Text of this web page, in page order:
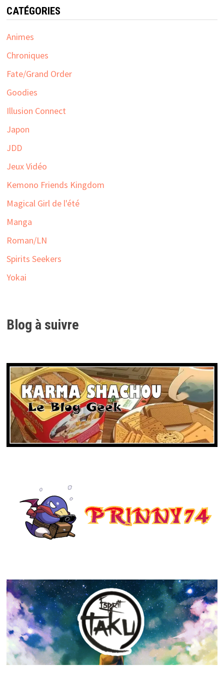
CATÉGORIES
Animes
Chroniques
Fate/Grand Order
Goodies
Illusion Connect
Japon
JDD
Jeux Vidéo
Kemono Friends Kingdom
Magical Girl de l'été
Manga
Roman/LN
Spirits Seekers
Yokai
Blog à suivre